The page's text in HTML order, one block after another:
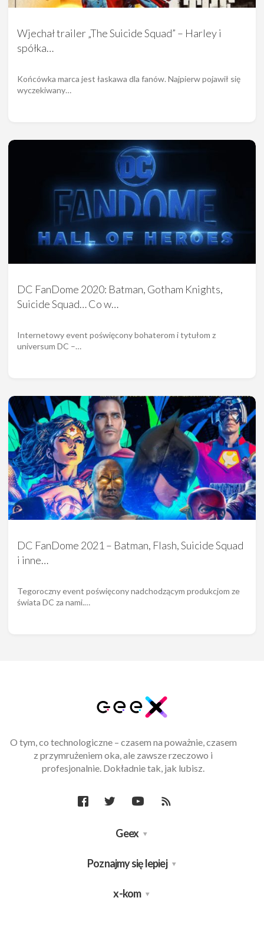
Wjechał trailer „The Suicide Squad” – Harley i
spółka…
Końcówka marca jest łaskawa dla fanów. Najpierw pojawił się
wyczekiwany…
DC FanDome 2020: Batman, Gotham Knights,
Suicide Squad… Co w…
Internetowy event poświęcony bohaterom i tytułom z
universum DC –…
DC FanDome 2021 – Batman, Flash, Suicide Squad
i inne…
Tegoroczny event poświęcony nadchodzącym produkcjom ze
świata DC za nami.…
O tym, co technologiczne – czasem na poważnie, czasem
z przymrużeniem oka, ale zawsze rzeczowo i
profesjonalnie. Dokładnie tak, jak lubisz.
Geex
Poznajmy się lepiej
x-kom